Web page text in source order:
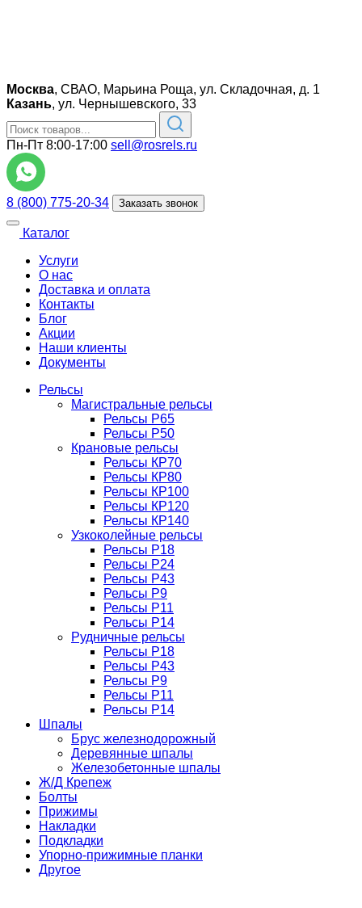
Москва, СВАО, Марьина Роща, ул. Складочная, д. 1
Казань, ул. Чернышевского, 33
Пн-Пт 8:00-17:00 sell@rosrels.ru
8 (800) 775-20-34 Заказать звонок
Каталог
Услуги
О нас
Доставка и оплата
Контакты
Блог
Акции
Наши клиенты
Документы
Рельсы
Магистральные рельсы
Рельсы Р65
Рельсы Р50
Крановые рельсы
Рельсы КР70
Рельсы КР80
Рельсы КР100
Рельсы КР120
Рельсы КР140
Узкоколейные рельсы
Рельсы Р18
Рельсы Р24
Рельсы Р43
Рельсы Р9
Рельсы Р11
Рельсы Р14
Рудничные рельсы
Рельсы Р18
Рельсы Р43
Рельсы Р9
Рельсы Р11
Рельсы Р14
Шпалы
Брус железнодорожный
Деревянные шпалы
Железобетонные шпалы
Ж/Д Крепеж
Болты
Прижимы
Накладки
Подкладки
Упорно-прижимные планки
Другое